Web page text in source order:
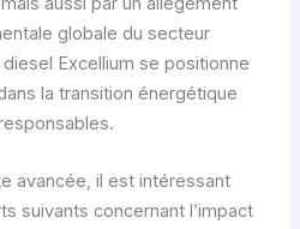
globale du secteur
Excellium se positionne
la transition énergétique
avancée, il est intéressant
suivants concernant l’impact